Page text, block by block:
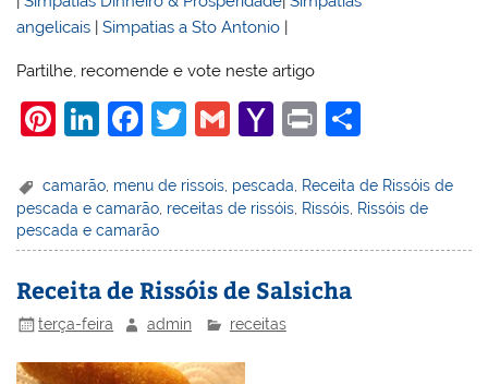
angelicais |Simpatias a Sto Antonio |
Partilhe, recomende e vote neste artigo
Pi
er
e
st
Li
k
e
dI
n
F
c
e
b
o
o
k
T
itt
er
G
ai
l
Y
h
o
o
M
ai
Pr
t
ar
e
camarão menu de rissois pescada Receita de Rissóis de
pescada e camarão receitas de rissóis Rissóis Rissóis de
pescada e camarão
Receita de Rissóis de Salsicha
terça-feira admin receitas